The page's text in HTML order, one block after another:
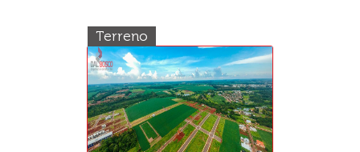
Terreno